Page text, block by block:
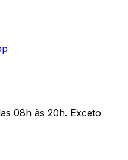
08h às 20h. Exceto